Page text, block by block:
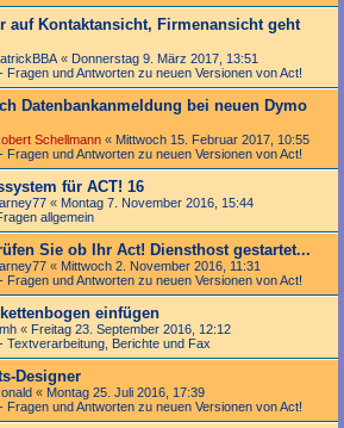
auf Kontaktansicht, Firmenansicht geht
« Donnerstag 9. März 2017, 13:51
Fragen und Antworten zu neuen Versionen von Act!
Datenbankanmeldung bei neuen Dymo
Schellmann « Mittwoch 15. Februar 2017, 10:55
Fragen und Antworten zu neuen Versionen von Act!
für ACT! 16
« Montag 7. November 2016, 15:44
allgemein
Sie ob Ihr Act! Diensthost gestartet...
« Mittwoch 2. November 2016, 11:31
Fragen und Antworten zu neuen Versionen von Act!
einfügen
« Freitag 23. September 2016, 12:12
Text­­ver­arbei­tung, Berichte und Fax
Designer
« Montag 25. Juli 2016, 17:39
Fragen und Antworten zu neuen Versionen von Act!